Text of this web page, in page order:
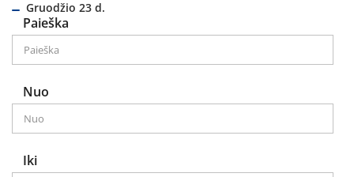
Gruodžio 23 d.
Paieška
Nuo
Iki